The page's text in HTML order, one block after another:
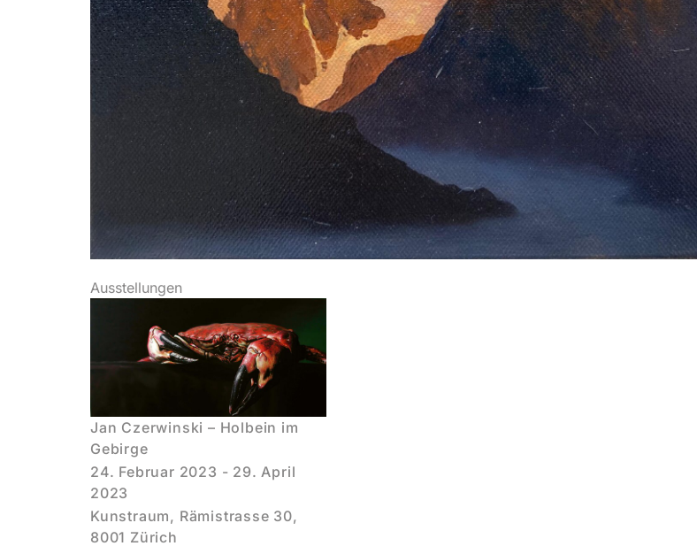
Ausstellungen
Jan Czerwinski – Holbein im
Gebirge
24. Februar 2023 - 29. April
2023
Kunstraum, Rämistrasse 30,
8001 Zürich